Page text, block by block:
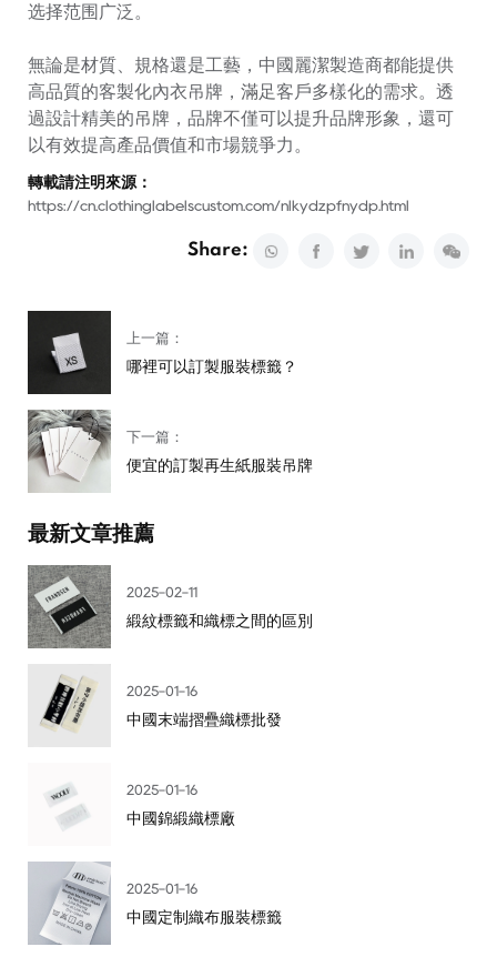
选择范围广泛。
無論是材質、規格還是工藝，中國麗潔製造商都能提供
高品質的客製化內衣吊牌，滿足客戶多樣化的需求。透
過設計精美的吊牌，品牌不僅可以提升品牌形象，還可
以有效提高產品價值和市場競爭力。
轉載請注明來源：
https://cn.clothinglabelscustom.com/nlkydzpfnydp.html
Share:
上一篇：
哪裡可以訂製服裝標籤？
下一篇：
便宜的訂製再生紙服裝吊牌
最新文章推薦
2025-02-11
緞紋標籤和織標之間的區別
2025-01-16
中國末端摺疊織標批發
2025-01-16
中國錦緞織標廠
2025-01-16
中國定制織布服裝標籤